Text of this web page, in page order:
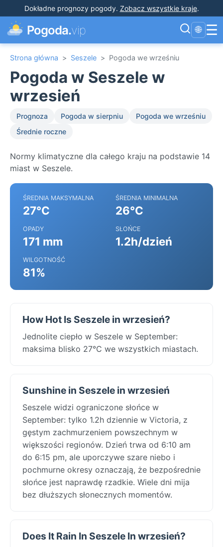
Dokładne prognozy pogody. Zobacz wszystkie kraje.
Pogoda.vip 🌐 ☰
Strona główna > Seszele > Pogoda we wrześniu
Pogoda w Seszele w
wrzesień
Prognoza Pogoda w sierpniu
Pogoda we wrześniu
Średnie roczne
Normy klimatyczne dla całego kraju na podstawie 14
miast w Seszele.
ŚREDNIA MAKSYMALNA
27°C
ŚREDNIA MINIMALNA
26°C
OPADY
171 mm
SŁOŃCE
1.2h/dzień
WILGOTNOŚĆ
81%
How Hot Is Seszele in wrzesień?
Jednolite ciepło w Seszele w September:
maksima blisko 27°C we wszystkich miastach.
Sunshine in Seszele in wrzesień
Seszele widzi ograniczone słońce w
September: tylko 1.2h dziennie w Victoria, z
gęstym zachmurzeniem powszechnym w
większości regionów. Dzień trwa od 6:10 am
do 6:15 pm, ale uporczywe szare niebo i
pochmurne okresy oznaczają, że bezpośrednie
słońce jest naprawdę rzadkie. Wiele dni mija
bez dłuższych słonecznych momentów.
Does It Rain In Seszele In wrzesień?